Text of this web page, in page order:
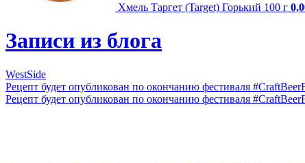
Хмель Таргет (Target) Горький 100 г
Записи из блога
WestSide
Рецепт будет опубликован по окончанию фестиваля
Рецепт будет опубликован по окончанию фестиваля